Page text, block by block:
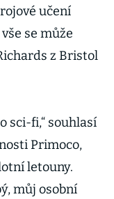
učení
se může
z Bristol
sci-fi,“ souhlasí
Primoco,
letouny.
můj osobní